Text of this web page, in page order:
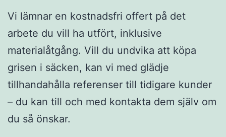
Vi lämnar en kostnadsfri offert på det
arbete du vill ha utfört, inklusive
materialåtgång. Vill du undvika att köpa
grisen i säcken, kan vi med glädje
tillhandahålla referenser till tidigare kunder
– du kan till och med kontakta dem själv om
du så önskar.